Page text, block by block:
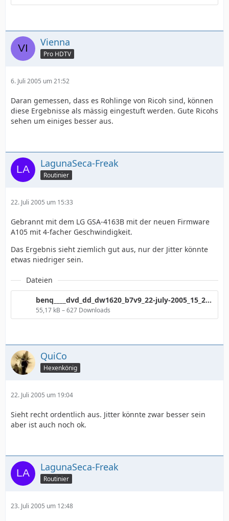
Vienna
Pro HDTV
6. Juli 2005 um 21:52
Daran gemessen, dass es Rohlinge von Ricoh sind, können
diese Ergebnisse als mässig eingestuft werden. Gute Ricohs
sehen um einiges besser aus.
LagunaSeca-Freak
Routinier
22. Juli 2005 um 15:33
Gebrannt mit dem LG GSA-4163B mit der neuen Firmware
A105 mit 4-facher Geschwindigkeit.
Das Ergebnis sieht ziemlich gut aus, nur der Jitter könnte
etwas niedriger sein.
Dateien
benq____dvd_dd_dw1620_b7v9_22-july-2005_15_29_110.png
55,17 kB – 627 Downloads
QuiCo
Hexenkönig
22. Juli 2005 um 19:04
Sieht recht ordentlich aus. Jitter könnte zwar besser sein
aber ist auch noch ok.
LagunaSeca-Freak
Routinier
23. Juli 2005 um 12:48